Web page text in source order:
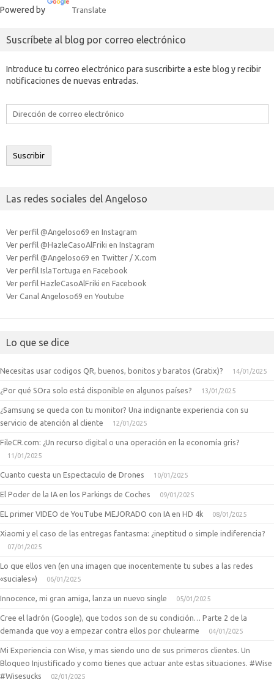
Powered by Translate
Suscríbete al blog por correo electrónico
Introduce tu correo electrónico para suscribirte a este blog y recibir
notificaciones de nuevas entradas.
Dirección
electrónico
Suscribir
Las redes sociales del Angeloso
Ver perfil @Angeloso69 en Instagram
Ver perfil @HazleCasoAlFriki en Instagram
Ver perfil @Angeloso69 en Twitter / X.com
Ver perfil IslaTortuga en Facebook
Ver perfil HazleCasoAlFriki en Facebook
Ver Canal Angeloso69 en Youtube
Lo que se dice
Necesitas usar codigos QR, buenos, bonitos y baratos (Gratix)? 14/01/2025
¿Por qué SOra solo está disponible en algunos países? 13/01/2025
¿Samsung se queda con tu monitor? Una indignante experiencia con su
servicio de atención al cliente
12/01/2025
FileCR.com: ¿Un recurso digital o una operación en la economía gris?
11/01/2025
Cuanto cuesta un Espectaculo de Drones 10/01/2025
El Poder de la IA en los Parkings de Coches 09/01/2025
EL primer VIDEO de YouTube MEJORADO con IA en HD 4k 08/01/2025
Xiaomi y el caso de las entregas fantasma: ¿ineptitud o simple indiferencia?
07/01/2025
Lo que ellos ven (en una imagen que inocentemente tu subes a las redes
«suciales»)
06/01/2025
Innocence, mi gran amiga, lanza un nuevo single 05/01/2025
Cree el ladrón (Google), que todos son de su condición… Parte 2 de la
demanda que voy a empezar contra ellos por chulearme
04/01/2025
Mi Experiencia con Wise, y mas siendo uno de sus primeros clientes. Un
Bloqueo Injustificado y como tienes que actuar ante estas situaciones. #Wise
#Wisesucks
02/01/2025